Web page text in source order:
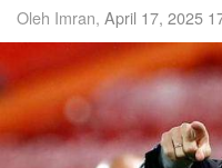
Oleh Imran, April 17, 2025